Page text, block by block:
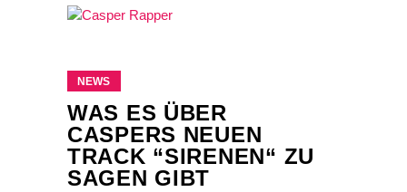
NEWS
WAS ES ÜBER
CASPERS NEUEN
TRACK “SIRENEN“ ZU
SAGEN GIBT